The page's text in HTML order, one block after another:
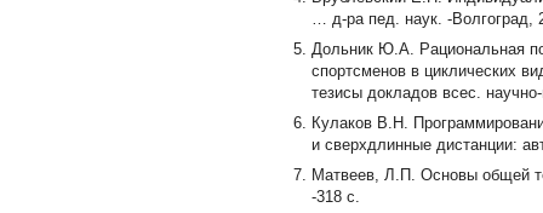
… д-ра пед. наук. -Волгоград,
Дольник Ю.А. Рациональная
спортсменов в циклических
тезисы докладов всес.
Кулаков В.Н.
и сверхдлинные дистанции:
Матвеев, Л.П. Основы общей
-318 с.